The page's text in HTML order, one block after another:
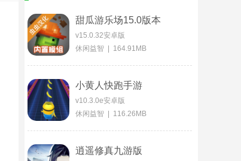
甜瓜游乐场15.0版本
v15.0.32安卓版
休闲益智 | 164.91MB
小黄人快跑手游
v10.3.0e安卓版
休闲益智 | 116.26MB
逍遥修真九游版